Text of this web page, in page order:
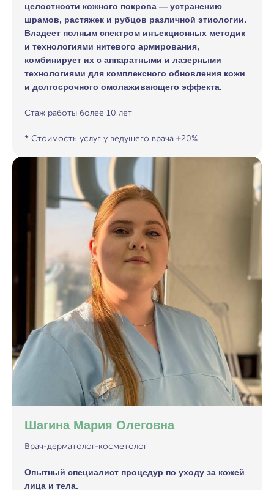
целостности кожного покрова — устранению
шрамов, растяжек и рубцов различной этиологии.
Владеет полным спектром инъекционных методик
и технологиями нитевого армирования,
комбинирует их с аппаратными и лазерными
технологиями для комплексного обновления кожи
и долгосрочного омолаживающего эффекта.
Стаж работы более 10 лет
* Стоимость услуг у ведущего врача +20%
Шагина Мария Олеговна
Врач-дерматолог-косметолог
Опытный специалист процедур по уходу за кожей
лица и тела.